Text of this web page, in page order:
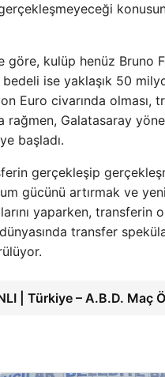
kulüp henüz Bruno
ise yaklaşık 50
Euro civarında
rağmen, Galatasaray
başladı.
gerçekleşip
gücünü artırmak ve
yaparken,
transfer
| Türkiye – A.B.D. Maç